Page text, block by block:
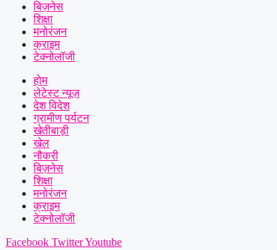
बिज़नेस
शिक्षा
मनोरंजन
क्राइम
टेक्नोलॉजी
होम
लेटेस्ट न्यूज़
देश विदेश
ग्रामीण पर्यटन
खेतीबाड़ी
खेल
नौकरी
बिज़नेस
शिक्षा
मनोरंजन
क्राइम
टेक्नोलॉजी
Facebook TwitterYoutube